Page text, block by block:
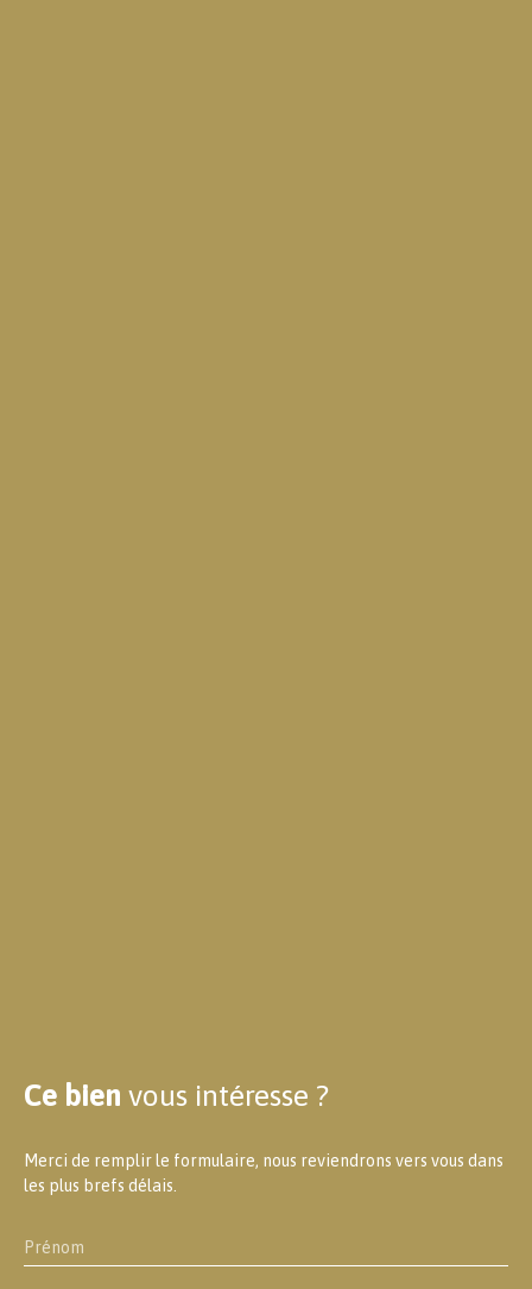
Ce bien vous intéresse ?
Merci de remplir le formulaire, nous reviendrons vers vous dans
les plus brefs délais.
Prénom